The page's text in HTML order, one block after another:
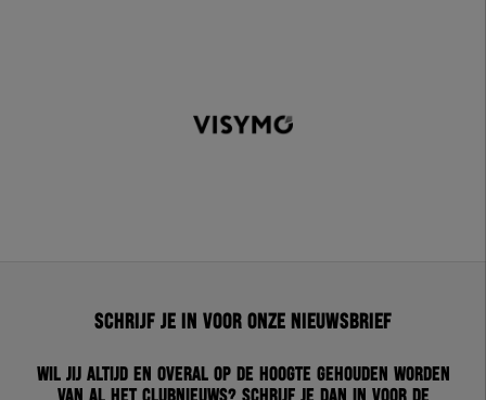
Schrijf je in voor onze nieuwsbrief
Wil jij altijd en overal op de hoogte gehouden worden